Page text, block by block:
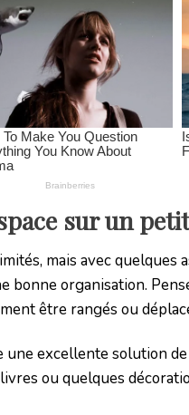
sur un
mais avec
bonne organisation.
être rangés ou
excellente solution
ou quelques